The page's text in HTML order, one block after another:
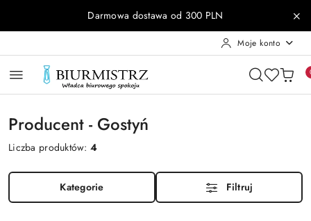
Przejdź do treści głównej
Przejdź do wyszukiwarki
Przejdź do moje konto
Przejdź do menu głównego
Przejdź do stopkiDarmowa dostawa od 300 PLN
Moje konto
Producent - Gostyń
Liczba produktów:4
Kategorie Filtruj